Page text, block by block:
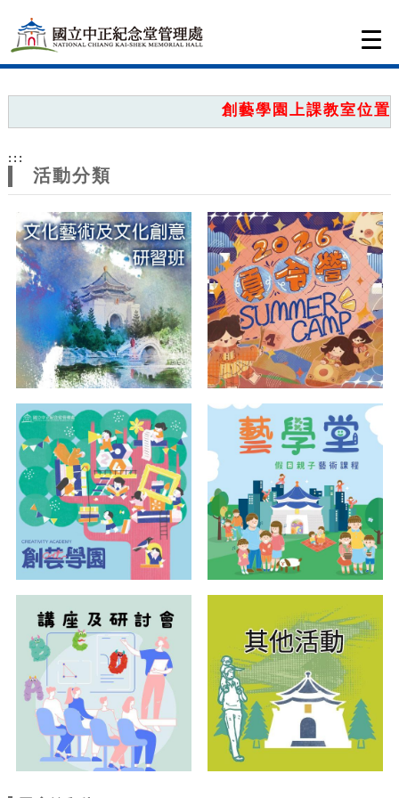
網
站
主
題
創藝學園上課教室位置圖
:::
活動分類